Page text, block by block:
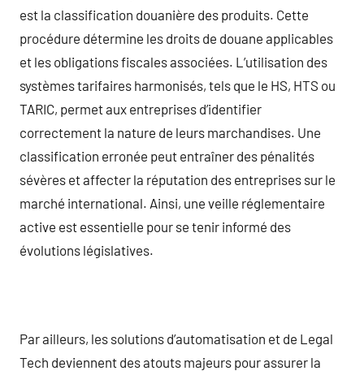
est la classification douanière des produits. Cette
procédure détermine les droits de douane applicables
et les obligations fiscales associées. L’utilisation des
systèmes tarifaires harmonisés, tels que le HS, HTS ou
TARIC, permet aux entreprises d’identifier
correctement la nature de leurs marchandises. Une
classification erronée peut entraîner des pénalités
sévères et affecter la réputation des entreprises sur le
marché international. Ainsi, une veille réglementaire
active est essentielle pour se tenir informé des
évolutions législatives.
Par ailleurs, les solutions d’automatisation et de Legal
Tech deviennent des atouts majeurs pour assurer la